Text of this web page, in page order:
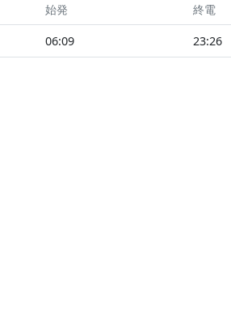
始発 終電
06:09 23:26